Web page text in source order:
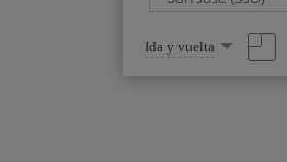
Seleccione
una
opción
Ida y vuelta